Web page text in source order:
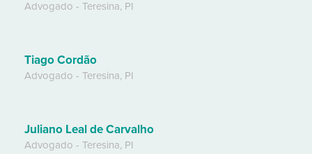
Advogado - Teresina, PI
Tiago Cordão
Advogado - Teresina, PI
Juliano Leal de Carvalho
Advogado - Teresina, PI